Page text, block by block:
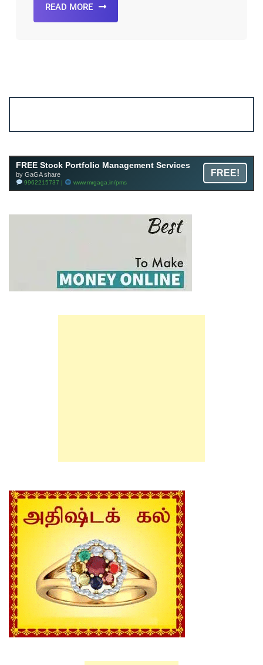
READ MORE
FREE Stock Portfolio Management Services
by GaGA share
9962215737 | www.mrgaga.in/pms
FREE!